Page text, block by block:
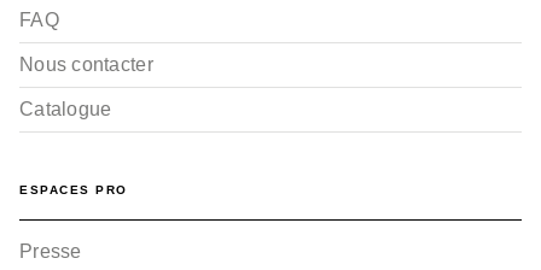
FAQ
Nous contacter
Catalogue
ESPACES PRO
Presse